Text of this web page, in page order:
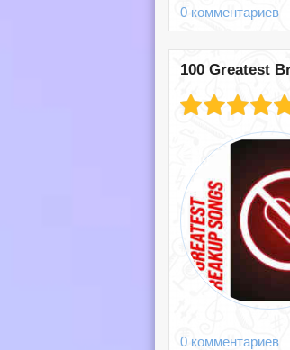
0 комментариев
100 Greatest
0 комментариев